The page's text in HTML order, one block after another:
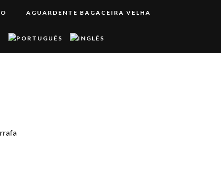
AGUARDENTE BAGACEIRA VELHA